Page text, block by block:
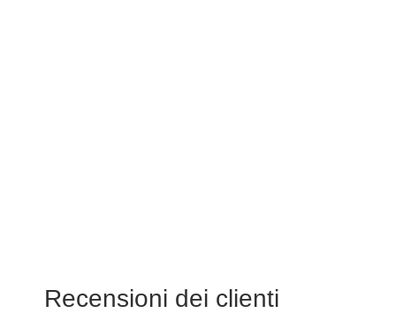
Recensioni dei clienti